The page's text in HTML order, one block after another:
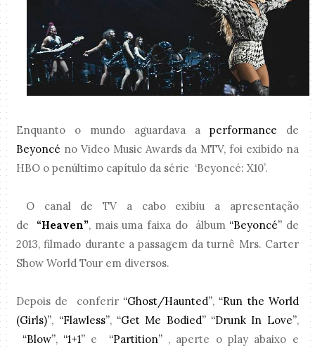
Enquanto o mundo aguardava a performance de
Beyoncé no Video Music Awards da MTV, foi exibido na
HBO o penúltimo capítulo da série ‘Beyoncé: X10’.
O canal de TV a cabo exibiu a apresentação
de
“Heaven”, mais uma faixa do álbum “Beyoncé” de
2013, filmado durante a passagem da turnê Mrs. Carter
Show World Tour em diversos.
Depois de conferir “Ghost/Haunted”, “Run the World
(Girls)”, “Flawless”, “Get Me Bodied” “Drunk In Love”,
“Blow”, “1+1”e “Partition” , aperte o play abaixo e